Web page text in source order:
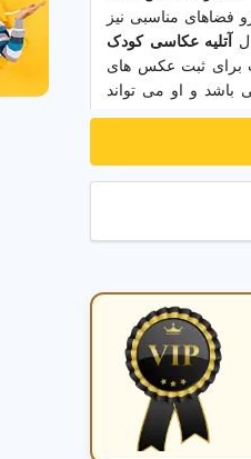
فضاهای مناسبی نیز
آتلیه عکاسی کودک
برای ثبت عکس های
باشد و او می تواند
بیشتر آشنا شویم.
فضای بسته آتلیه
خیابانی،
عکاسی
مراسمات ،عکاسی